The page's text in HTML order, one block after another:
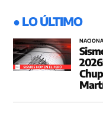
● LO ÚLTIMO